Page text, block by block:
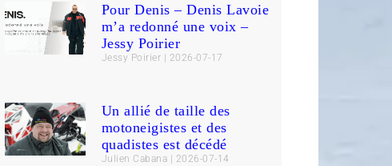
Pour Denis – Denis Lavoie
m’a redonné une voix –
Jessy Poirier
Jessy Poirier 2026-07-17
Un allié de taille des
motoneigistes et des
quadistes est décédé
Julien Cabana 2026-07-14